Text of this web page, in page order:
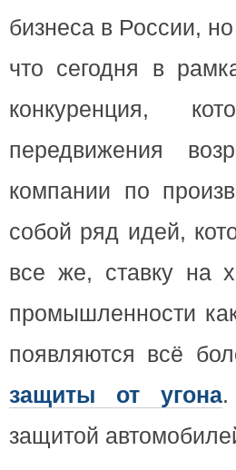
бизнеса в России,
что сегодня в
конкуренция,
передвижения
компании по
собой ряд идей,
все же, ставку на
промышленности
появляются всё
защиты от угона.
защитой